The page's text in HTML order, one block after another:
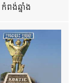
កំពង់ឆ្នាំង